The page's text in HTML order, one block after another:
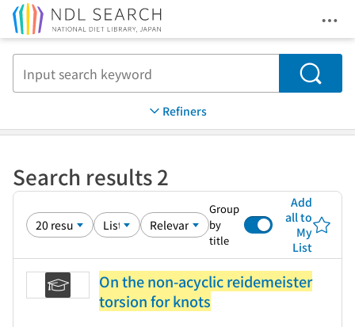
Search
Refiners
Search results 2
Group
by
title
Add
all to
My
List
On the non-acyclic reidemeister
torsion for knots